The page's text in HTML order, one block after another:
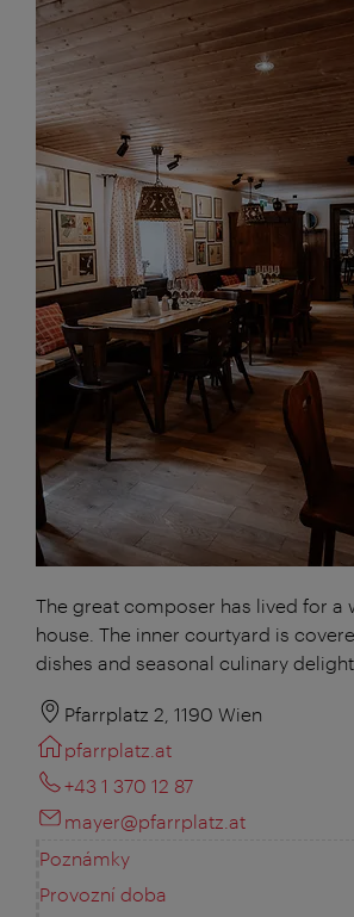
The great composer has lived for a
house. The inner courtyard is
dishes and seasonal culinary
Pfarrplatz 2, 1190 Wien
pfarrplatz.at
+43 1 370 12 87
mayer@pfarrplatz.at
Poznámky
Provozní doba